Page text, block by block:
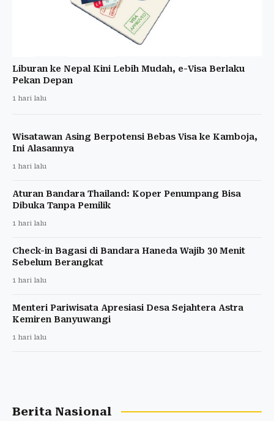
Liburan ke Nepal Kini Lebih Mudah, e-Visa Berlaku
Pekan Depan
1 hari lalu
Wisatawan Asing Berpotensi Bebas Visa ke Kamboja,
Ini Alasannya
1 hari lalu
Aturan Bandara Thailand: Koper Penumpang Bisa
Dibuka Tanpa Pemilik
1 hari lalu
Check-in Bagasi di Bandara Haneda Wajib 30 Menit
Sebelum Berangkat
1 hari lalu
Menteri Pariwisata Apresiasi Desa Sejahtera Astra
Kemiren Banyuwangi
1 hari lalu
Berita Nasional